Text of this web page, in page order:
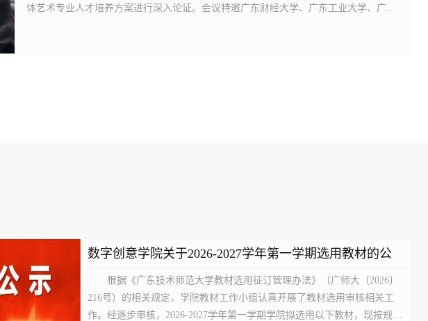
体艺术专业人才培养方案进行深入论证。会议特邀广东财经大学、广东工业大学、广州
数字创意学院关于2026-2027学年第一学期选用教材的公
根据《广东技术师范大学教材选用征订管理办法》（广师大〔2026〕
216号）的相关规定，学院教材工作小组认真开展了教材选用审核相关工
作。经逐步审核，2026-2027学年第一学期学院拟选用以下教材，现按规定